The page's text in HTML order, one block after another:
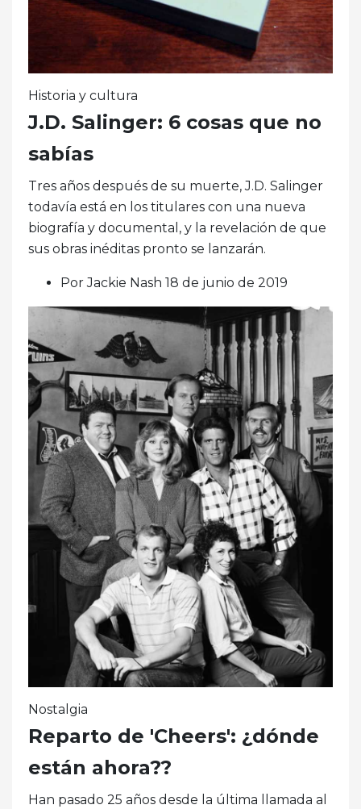
Historia y cultura
J.D. Salinger: 6 cosas que no
sabías
Tres años después de su muerte, J.D. Salinger
todavía está en los titulares con una nueva
biografía y documental, y la revelación de que
sus obras inéditas pronto se lanzarán.
Por Jackie Nash 18 de junio de 2019
Nostalgia
Reparto de 'Cheers': ¿dónde
están ahora??
Han pasado 25 años desde la última llamada al